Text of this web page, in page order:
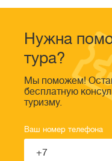
Нужна
тура?
Мы поможем!
бесплатную
туризму.
Ваш номер телефона